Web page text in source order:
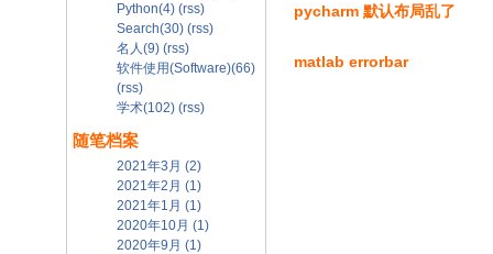
Python(4) (rss)
Search(30) (rss)
名人(9) (rss)
软件使用(Software)(66)
(rss)
学术(102) (rss)
随笔档案
2021年3月 (2)
2021年2月 (1)
2021年1月 (1)
2020年10月 (1)
2020年9月 (1)
pycharm 默认布局乱了
matlab errorbar